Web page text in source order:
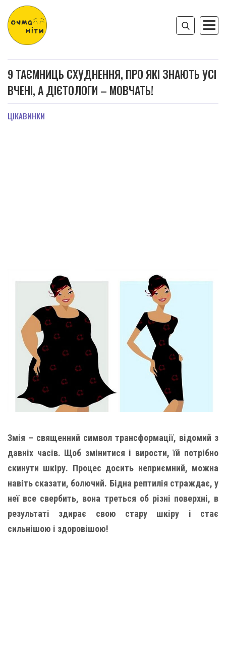
9 ТАЄМНИЦЬ СХУДНЕННЯ, ПРО ЯКІ ЗНАЮТЬ УСІ
ВЧЕНІ, А ДІЄТОЛОГИ – МОВЧАТЬ!
ЦІКАВИНКИ
Змія – священний символ трансформації, відомий з
давніх часів. Щоб змінитися і вирости, їй потрібно
скинути шкіру. Процес досить неприємний, можна
навіть сказати, болючий. Бідна рептилія страждає, у
неї все свербить, вона треться об різні поверхні, в
результаті здирає свою стару шкіру і стає
сильнішою і здоровішою!